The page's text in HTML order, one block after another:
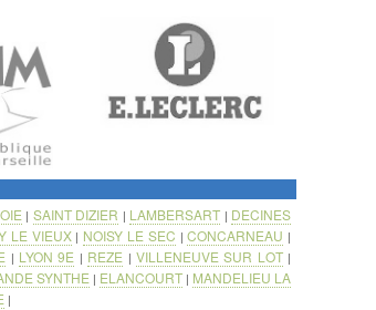
| SAINT DIZIER | LAMBERSART | DECINES
LE VIEUX| NOISY LE SEC |CONCARNEAU |
| LYON 9E | REZE | VILLENEUVE SUR LOT|
SYNTHE| ELANCOURT | MANDELIEU LA
|